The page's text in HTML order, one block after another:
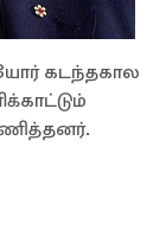
கடந்தகால